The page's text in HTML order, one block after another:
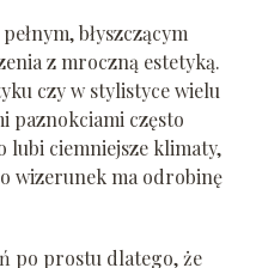
błyszczącym
z mroczną estetyką.
czy w stylistyce wielu
paznokciami często
lubi ciemniejsze klimaty,
wizerunek ma odrobinę
po prostu dlatego, że